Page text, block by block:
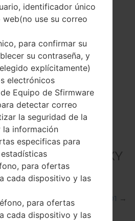
#222350
SAMSUNGGALAXY
S20 5G → SamsungSCG01 →
identificador único
use su correo
para confirmar su
su contraseña, y
explícitamente)
electrónicos
Equipo de Sfirmware
detectar correo
la seguridad de la
la información
especificas para
para ofertas
cada dispositivo y las
para ofertas
cada dispositivo y las